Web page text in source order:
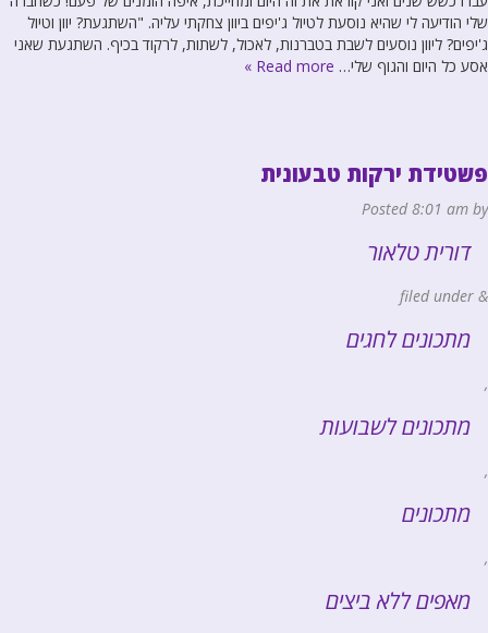
שלי הודיעה לי שהיא נוסעת לטיול ג'יפים ביוון צחקתי עליה. "השתגעת? יוון וטיול
ג'יפים? ליוון נוסעים לשבת בטברנות, לאכול, לשתות, לרקוד בכיף. השתגעת שאני
אסע כל היום והגוף שלי… Read more »
פשטידת ירקות טבעונית
Posted8:01 am by
דורית טלאור
&
מתכונים לחגים
,
מתכונים לשבועות
,
מתכונים
,
מאפים ללא ביצים